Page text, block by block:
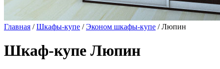
Главная /Шкафы-купе /Эконом шкафы-купе / Люпин
Шкаф-купе Люпин